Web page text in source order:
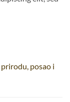
posao i